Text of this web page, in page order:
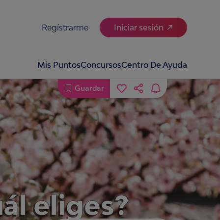
Regístrarme Iniciar sesión
Mis PuntosConcursosCentro De Ayuda
eliges?
Guardar